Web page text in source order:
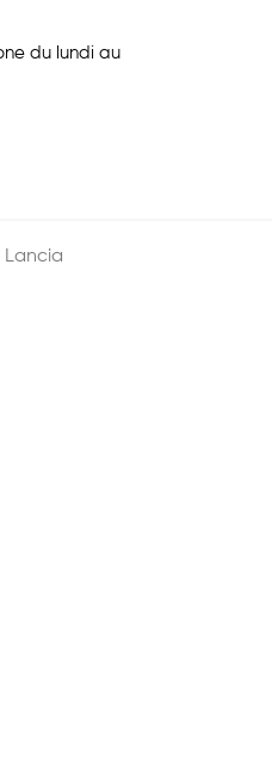
du lundi au
Lancia